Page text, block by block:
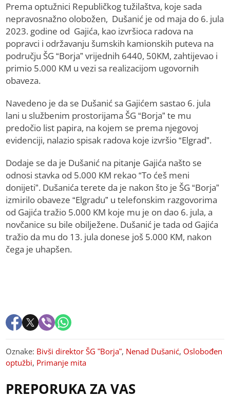
Prema optužnici Republičkog tužilaštva, koje sada
nepravosnažno olobožen, Dušanić je od maja do 6. jula
2023. godine od Gajića, kao izvršioca radova na
popravci i održavanju šumskih kamionskih puteva na
području ŠG “Borja” vrijednih 6440, 50KM, zahtijevao i
primio 5.000 KM u vezi sa realizacijom ugovornih
obaveza.
Navedeno je da se Dušanić sa Gajićem sastao 6. jula
lani u službenim prostorijama ŠG “Borja” te mu
predočio list papira, na kojem se prema njegovoj
evidenciji, nalazio spisak radova koje izvršio “Elgrad”.
Dodaje se da je Dušanić na pitanje Gajića našto se
odnosi stavka od 5.000 KM rekao “To ćeš meni
donijeti”. Dušanića terete da je nakon što je ŠG “Borja”
izmirilo obaveze “Elgradu” u telefonskim razgovorima
od Gajića tražio 5.000 KM koje mu je on dao 6. jula, a
novčanice su bile obilježene. Dušanić je tada od Gajića
tražio da mu do 13. jula donese još 5.000 KM, nakon
čega je uhapšen.
Oznake: Bivši direktor ŠG "Borja", Nenad Dušanić, Oslobođen
optužbi, Primanje mita
PREPORUKA ZA VAS